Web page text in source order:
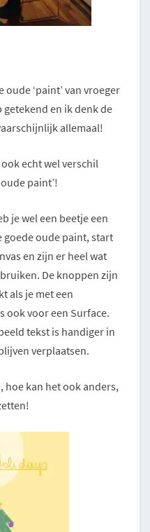
‘paint’ van vroeger
getekend en ik denk de
allemaal!
echt wel verschil
paint’!
je wel een beetje een
goede oude paint, start
en zijn er heel wat
De knoppen zijn
als je met een
ook voor een Surface.
tekst is handiger in
verplaatsen.
hoe kan het ook anders,